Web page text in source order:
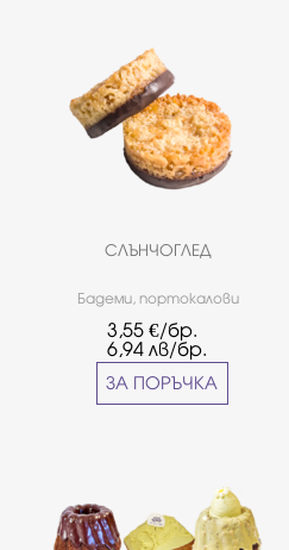
СЛЪНЧОГЛЕД
Бадеми, портокалови
пандишпан потопен в тъмен
шоколад.Българска рецепта
3,55 €/бр.
6,94 лв/бр.
ЗА ПОРЪЧКА